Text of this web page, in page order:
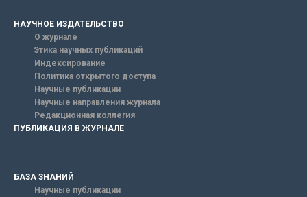
НАУЧНОЕ ИЗДАТЕЛЬСТВО
О журнале
Этика научных публикаций
Индексирование
Политика открытого доступа
Научные публикации
Научные направления журнала
Редакционная коллегия
ПУБЛИКАЦИЯ В ЖУРНАЛЕ
БАЗА ЗНАНИЙ
Научные публикации